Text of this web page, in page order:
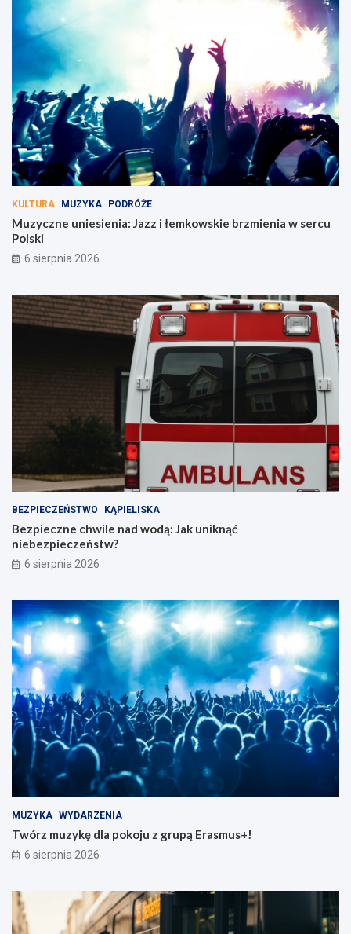
KULTURA MUZYKA PODRÓŻE
Muzyczne uniesienia: Jazz i łemkowskie brzmienia w sercu
Polski
6 sierpnia 2026
BEZPIECZEŃSTWO KĄPIELISKA
Bezpieczne chwile nad wodą: Jak uniknąć
niebezpieczeństw?
6 sierpnia 2026
MUZYKA WYDARZENIA
Twórz muzykę dla pokoju z grupą Erasmus+!
6 sierpnia 2026